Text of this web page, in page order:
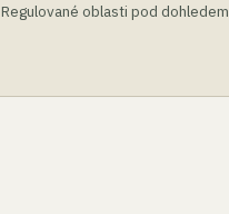
Regulované oblasti pod dohledem